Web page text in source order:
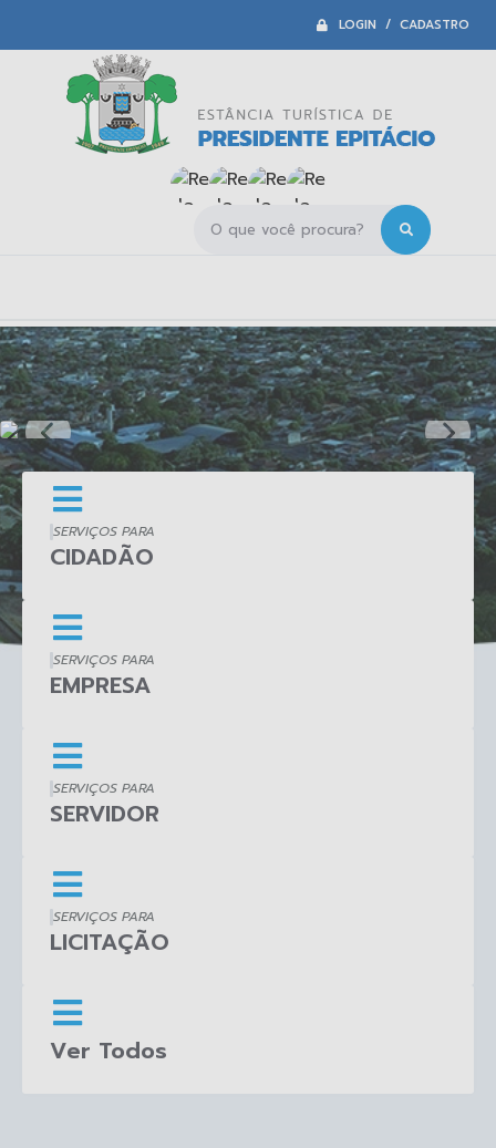
LOGIN / CADASTRO
CIDADÃO
SERVIÇOS PARA
EMPRESA
SERVIÇOS PARA
SERVIDOR
SERVIÇOS PARA
LICITAÇÃO
SERVIÇOS PARA
Ver Todos